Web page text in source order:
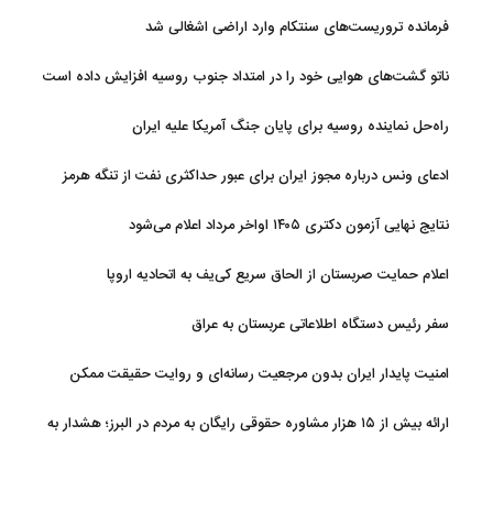
فرمانده تروریست‌های سنتکام وارد اراضی اشغالی شد
ناتو گشت‌های هوایی خود را در امتداد جنوب روسیه افزایش داده است
راه‌حل نماینده روسیه برای پایان جنگ آمریکا علیه ایران
ادعای ونس درباره مجوز ایران برای عبور حداکثری نفت از تنگه هرمز
نتایج نهایی آزمون دکتری ۱۴۰۵ اواخر مرداد اعلام می‌شود
اعلام حمایت صربستان از الحاق سریع کی‌یف به اتحادیه اروپا
سفر رئیس دستگاه اطلاعاتی عربستان به عراق
امنیت پایدار ایران بدون مرجعیت رسانه‌ای و روایت حقیقت ممکن
ارائه بیش از ۱۵ هزار مشاوره حقوقی رایگان به مردم در البرز؛ هشدار به